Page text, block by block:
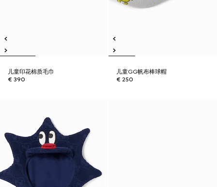
儿童印花棉质毛巾
€ 390
儿童GG帆布棒球帽
€ 250